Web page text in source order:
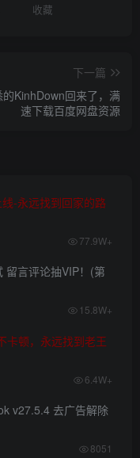
收藏
下一篇
的KinhDown回来了，满
速下载百度网盘资源
-永远找到回家的路
77.9W+
留言评论抽VIP！(第
15.8W+
卡顿，永远找到老王
6.4W+
v27.5.4 去广告解除
8051